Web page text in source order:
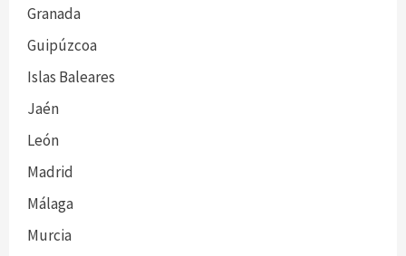
Granada
Guipúzcoa
Islas Baleares
Jaén
León
Madrid
Málaga
Murcia